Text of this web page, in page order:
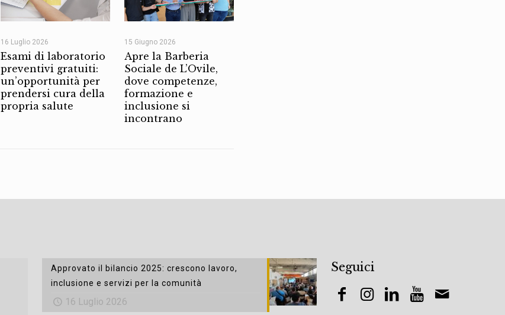
16 Luglio 2026
Esami di laboratorio
preventivi gratuiti:
un’opportunità per
prendersi cura della
propria salute
15 Giugno 2026
Apre la Barberia
Sociale de L’Ovile,
dove competenze,
formazione e
inclusione si
incontrano
Approvato il bilancio 2025: crescono lavoro,
inclusione e servizi per la comunità
16 Luglio 2026
Seguici